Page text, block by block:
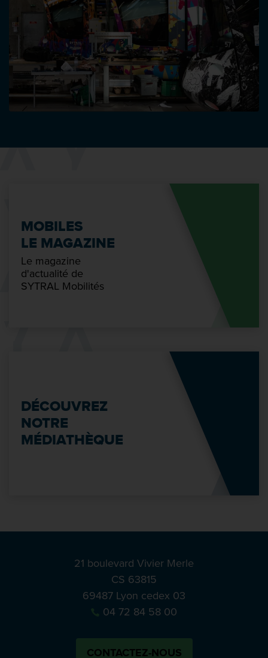
MOBILES
LE MAGAZINE
Le magazine
d'actualité de
SYTRAL Mobilités
DÉCOUVREZ
NOTRE
MÉDIATHÈQUE
21 boulevard Vivier Merle
CS 63815
69487 Lyon cedex 03
04 72 84 58 00
CONTACTEZ-NOUS